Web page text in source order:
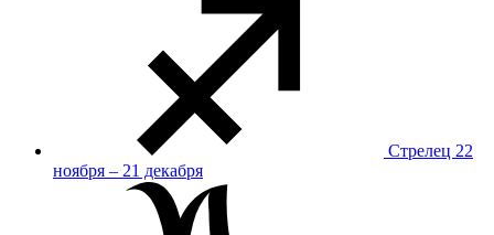
Стрелец 22
ноября – 21 декабря